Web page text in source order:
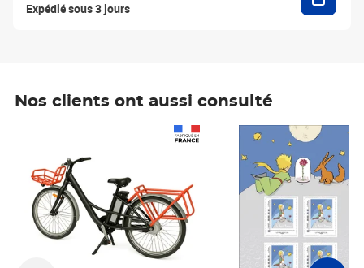
Expédié sous 3 jours
Nos clients ont aussi consulté
Prix 7,50€